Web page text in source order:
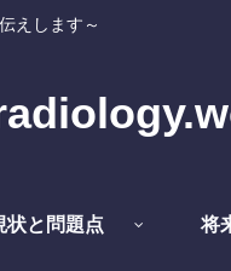
えします～
状と問題点 将